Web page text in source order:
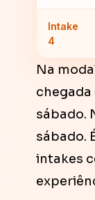
Intake
4
Na
chegada
sábado.
sábado.
intakes